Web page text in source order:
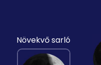
Növekvő sarló